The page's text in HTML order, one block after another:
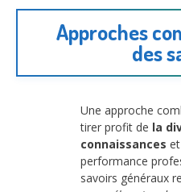
Approches
des
Une approche
tirer profit de la
connaissances
performance
savoirs généraux